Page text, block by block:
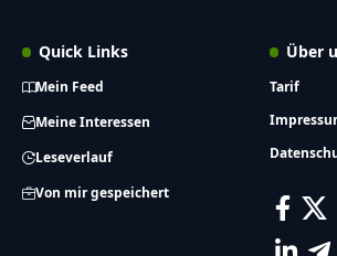
Quick Links
Mein Feed
Meine Interessen
Leseverlauf
Von mir gespeichert
Über
Tarif